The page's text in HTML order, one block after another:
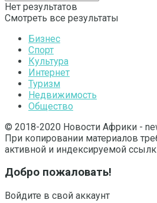
Нет результатов
Смотреть все результаты
Бизнес
Спорт
Культура
Интернет
Туризм
Недвижимость
Общество
© 2018-2020 Новости Африки -
При копировании материалов
активной и индексируемой
Добро пожаловать!
Войдите в свой аккаунт